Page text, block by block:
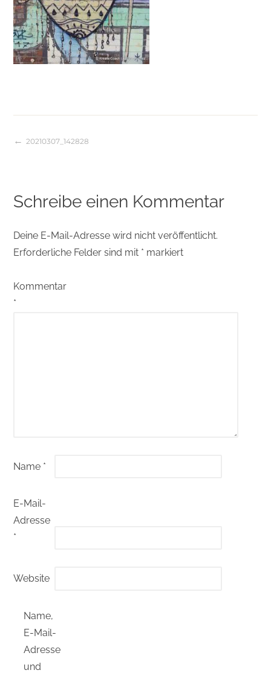
Beitragsnavigation
20210307_142828
Schreibe einen Kommentar
Deine E-Mail-Adresse wird nicht veröffentlicht.
Erforderliche Felder sind mit * markiert
Kommentar
*
Name *
E-Mail-
Adresse
*
Website
Name,
E-Mail-
Adresse
und